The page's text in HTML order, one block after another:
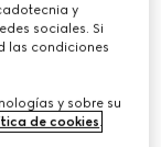
De
y
sociales. Si
las condiciones
y sobre su
de cookies